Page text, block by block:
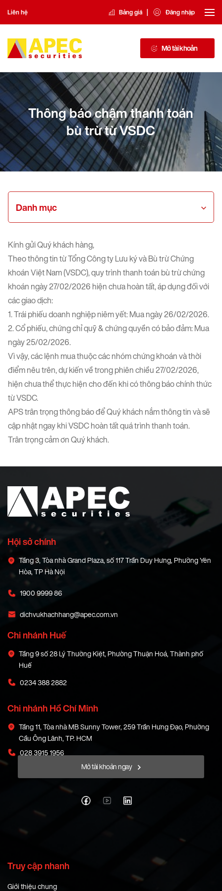
Liên hệ Bảng giá | Đăng nhập
Mở tài khoản
Thông báo chậm thanh toán
bù trừ từ VSDC
Danh mục
Kính gửi Quý khách hàng,
Theo thông tin từ Tổng Công ty Lưu ký và Bù trừ Chứng
khoán Việt Nam (VSDC), quy trình thanh toán bù trừ chứng
khoán ngày 27/02/2026 hiện chưa hoàn tất, áp dụng đối với
các giao dịch:
1. Trái phiếu doanh nghiệp niêm yết: Mua ngày 26/02/2026.
2. Cổ phiếu, chứng chỉ quỹ & chứng quyền có bảo đảm: Mua
ngày 25/02/2026.
Vì vậy, các lệnh mua thuộc các nhóm chứng khoán và thời
điểm nêu trên, dự kiến về trong phiên chiều 27/02/2026,
hiện chưa thể thực hiện cho đến khi có thông báo chính thức
từ VSDC.
APS trân trọng thông báo để Quý khách nắm thông tin và sẽ
cập nhật ngay khi VSDC hoàn tất quá trình thanh toán.
Trân trọng cảm ơn Quý khách.
Mở tài khoản ngay
Hội sở chính
Tầng 3, Tòa nhà Grand Plaza, số 117 Trần Duy Hưng, Phường Yên
Hòa, TP Hà Nội
1900 9999 86
dichvukhachhang@apec.com.vn
Chi nhánh Huế
Tầng 9 số 28 Lý Thường Kiệt, Phường Thuận Hoá, Thành phố
Huế
0234 388 2882
Chi nhánh Hồ Chí Minh
Tầng 11, Tòa nhà MB Sunny Tower, 259 Trần Hưng Đạo, Phường
Cầu Ông Lãnh, TP. HCM
028 3915 1956
Truy cập nhanh
Giới thiệu chung